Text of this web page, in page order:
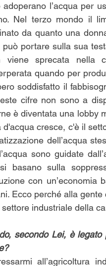
l’acqua per
Nel terzo mondo il
da quanto una
portare sulla sua
sprecata nella
quando per
soddisfatto il
cifre non sono a
è diventata una lobby
cresce, c'è il
dell’acqua
sono guidate
basano sulla
con un’economia
Ecco perché alla
industriale della
secondo Lei, è
all’agricoltura